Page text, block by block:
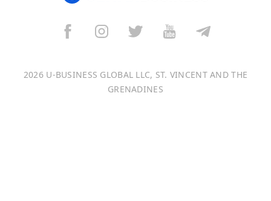
Français
2026 U-BUSINESS GLOBAL LLC, ST. VINCENT AND THE
GRENADINES